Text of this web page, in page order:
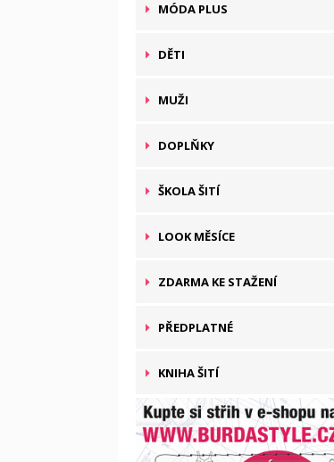
MÓDA PLUS
DĚTI
MUŽI
DOPLŇKY
ŠKOLA ŠITÍ
LOOK MĚSÍCE
ZDARMA KE STAŽENÍ
PŘEDPLATNÉ
KNIHA ŠITÍ